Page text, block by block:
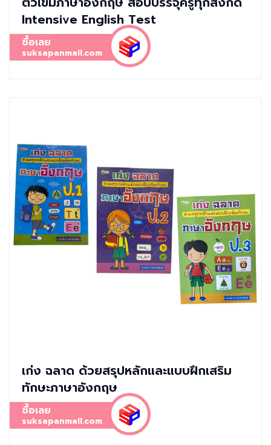
Intensive English Test
ซื้อเลย
suksapanmall.com
เก่ง ฉลาด ด้วยสรุปหลักและแบบฝึกเสริม
ทักษะภาษาอังกฤษ
ซื้อเลย
suksapanmall.com